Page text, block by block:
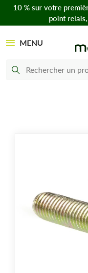
10 % sur votre
point
MENU